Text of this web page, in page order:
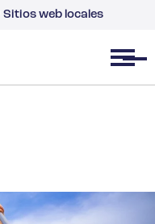
Sitios web locales
Open menu